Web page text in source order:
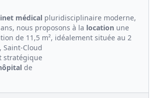
médical pluridisciplinaire moderne,
nous proposons à la location une
de 11,5 m², idéalement située au 2
Saint-Cloud
stratégique
de